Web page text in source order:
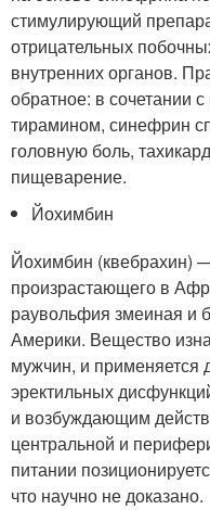
стимулирующий
отрицательных
внутренних органов.
обратное: в сочетании
тирамином, синефрин
головную боль,
пищеварение.
Йохимбин
Йохимбин (квебрахин)
произрастающего в
раувольфия змеиная и
Америки. Вещество
мужчин, и применяется
эректильных
и возбуждающим
центральной и
питании
что научно не доказано.